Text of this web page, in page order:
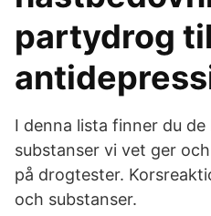
partydrog
I denna lista finner du de
substanser vi vet ger
på drogtester.
och substanser.